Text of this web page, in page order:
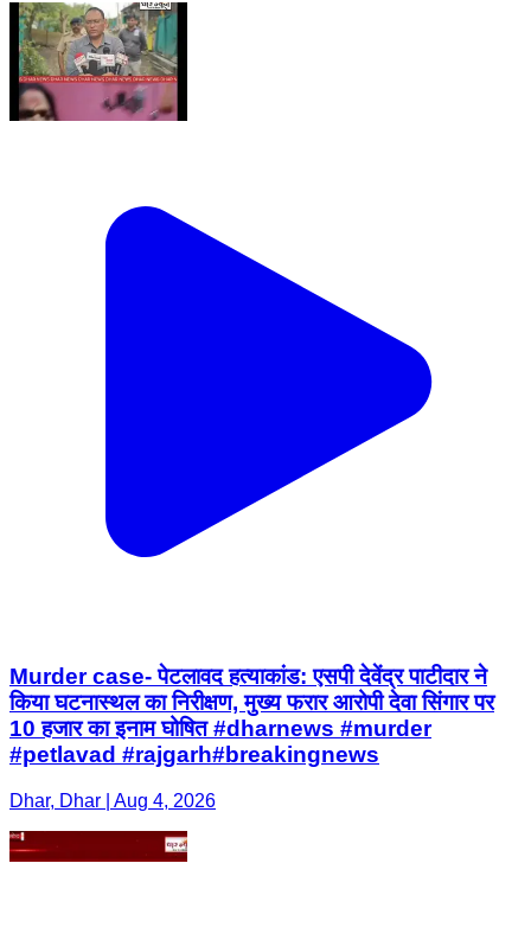
Murder case- पेटलावद हत्याकांड: एसपी देवेंद्र पाटीदार ने
किया घटनास्थल का निरीक्षण, मुख्य फरार आरोपी देवा सिंगार पर
10 हजार का इनाम घोषित #dharnews #murder
#petlavad #rajgarh#breakingnews
Dhar, Dhar | Aug 4, 2026